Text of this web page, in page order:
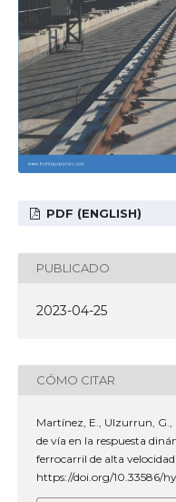
PDF (ENGLISH)
PUBLICADO
2023-04-25
CÓMO CITAR
Martínez, E., Ulzurrun,
de vía en la respuesta
ferrocarril de alta
https://doi.org/10.33586/